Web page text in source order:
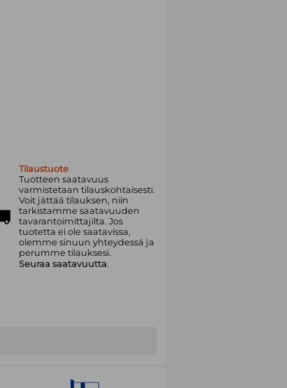
Tilaustuote
Tuotteen saatavuus
varmistetaan tilauskohtaisesti.
Voit jättää tilauksen, niin
tarkistamme saatavuuden
tavarantoimittajilta. Jos
tuotetta ei ole saatavissa,
olemme sinuun yhteydessä ja
perumme tilauksesi.
Seuraa saatavuutta.